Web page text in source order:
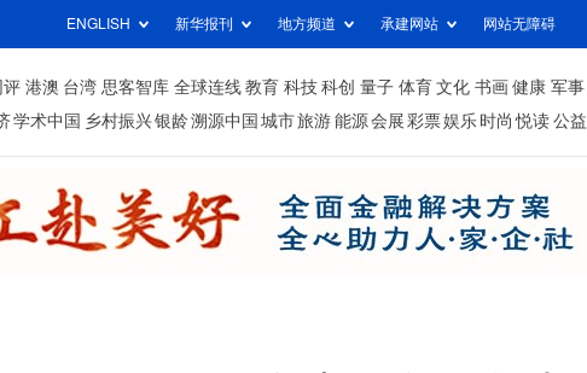
ENGLISH 新华报刊 地方频道 承建网站 网站无障碍
评 港澳 台湾 思客智库 全球连线 教育 科技 科创 量子 体育 文化 书画 健康 军事
学术中国 乡村振兴银龄溯源中国 城市旅游 能源 会展 彩票娱乐 时尚 悦读 公益